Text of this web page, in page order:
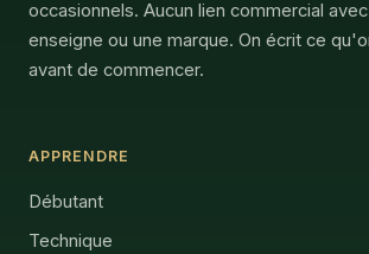
occasionnels. Aucun lien commercial
enseigne ou une marque. On écrit ce
avant de commencer.
APPRENDRE
Débutant
Technique